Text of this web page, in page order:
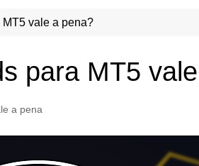
Jogos
vale a pena?
para MT5
a pena